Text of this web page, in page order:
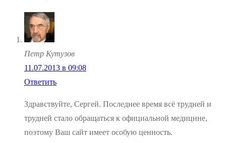
Петр Кутузов
11.07.2013 в 09:08
Ответить
Здравствуйте, Сергей. Последнее время всё трудней и
трудней стало обращаться к официальной медицине,
поэтому Ваш сайт имеет особую ценность.